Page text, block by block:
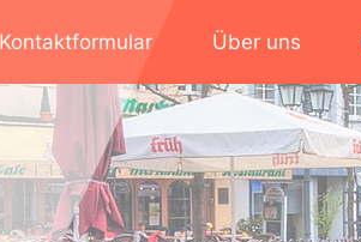
Kontaktformular Über uns